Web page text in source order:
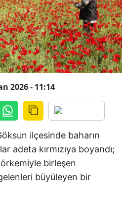
2026 - 11:14
ilçesinde baharın
adeta kırmızıya boyandı;
birleşen
büyüleyen bir